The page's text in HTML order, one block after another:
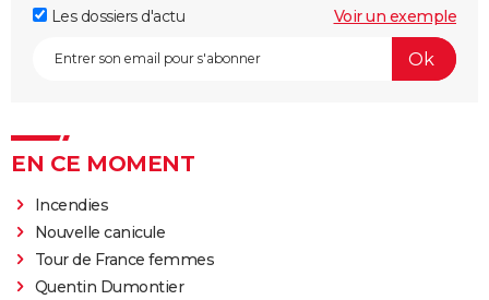
Les dossiers d'actu
Voir un exemple
EN CE MOMENT
Incendies
Nouvelle canicule
Tour de France femmes
Quentin Dumontier